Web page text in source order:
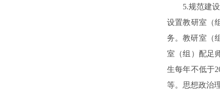
5.规范建设
设置教研室（
务。教研室（
室（组）配足
生每年不低于
等。思想政治